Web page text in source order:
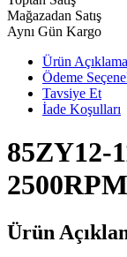
Mağazadan Satış
Aynı Gün Kargo
Ürün
Ödeme
Tavsiye Et
İade Koşulları
85ZY12-
Ürün